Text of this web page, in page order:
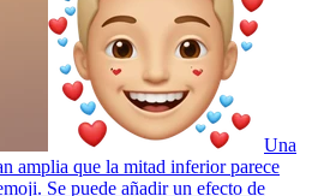
Una
amplia que la mitad inferior parece
Se puede añadir un efecto de